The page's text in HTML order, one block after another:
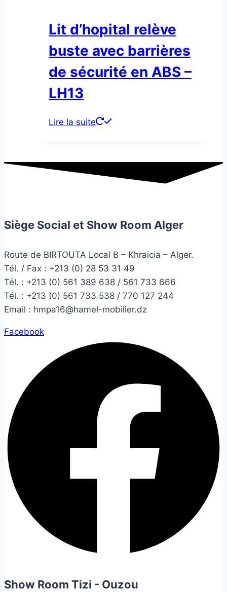
Lit d’hopital relève
buste avec barrières
de sécurité en ABS –
LH13
Lire la suite
Siège Social et Show Room Alger
Route de BIRTOUTA Local B – Khraïcia – Alger.
Tél. / Fax : +213 (0) 28 53 31 49
Tél. : +213 (0) 561 389 638 / 561 733 666
Tél. : +213 (0) 561 733 538 / 770 127 244
Email : hmpa16@hamel-mobilier.dz
Facebook
Show Room Tizi - Ouzou